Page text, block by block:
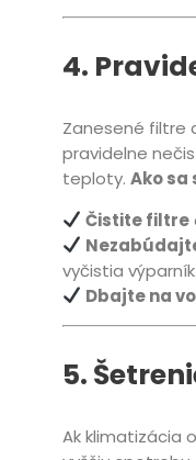
4.
Zanesené filtre
pravidelne
teploty. Ako
Čistite filtre
vyčistia výparník.
Dbajte na
5.
Ak klimatizácia